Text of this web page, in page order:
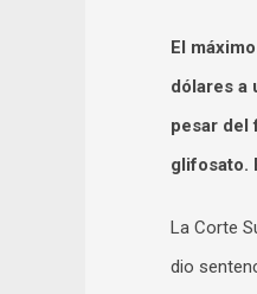
El
dólares a
pesar del
glifosato.
La Corte
dio